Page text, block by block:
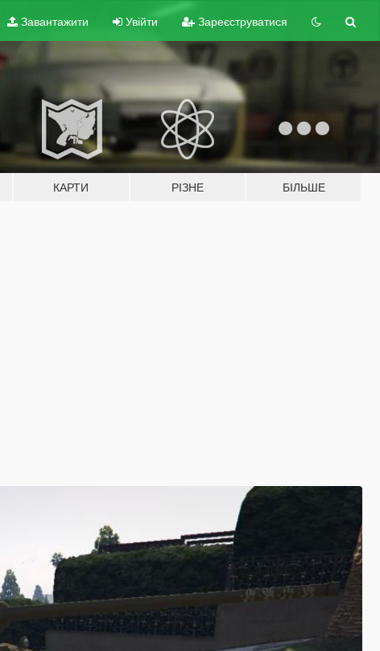
Завантажити Увійти Зареєструватися
КАРТИ РІЗНЕ БІЛЬШЕ